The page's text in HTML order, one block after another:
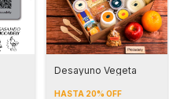
Desayuno Vegeta
HASTA 20% OFF